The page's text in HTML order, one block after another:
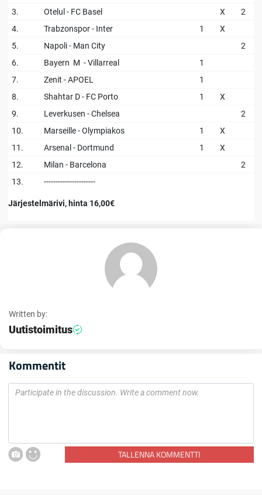
3.
Otelul - FC Basel X
2
4.
Trabzonspor - Inter 1
X
5.
Napoli - Man City
2
6.
Bayern M - Villarreal
1
7.
Zenit - APOEL
1
8.
Shahtar D - FC Porto 1
X
9.
Leverkusen - Chelsea
2
10.
Marseille - Olympiakos 1
X
11.
Arsenal - Dortmund 1
X
12.
Milan - Barcelona
2
13.
----------------------
Järjestelmärivi, hinta 16,00€
Written by:
Uutistoimitus
Kommentit
TALLENNA KOMMENTTI